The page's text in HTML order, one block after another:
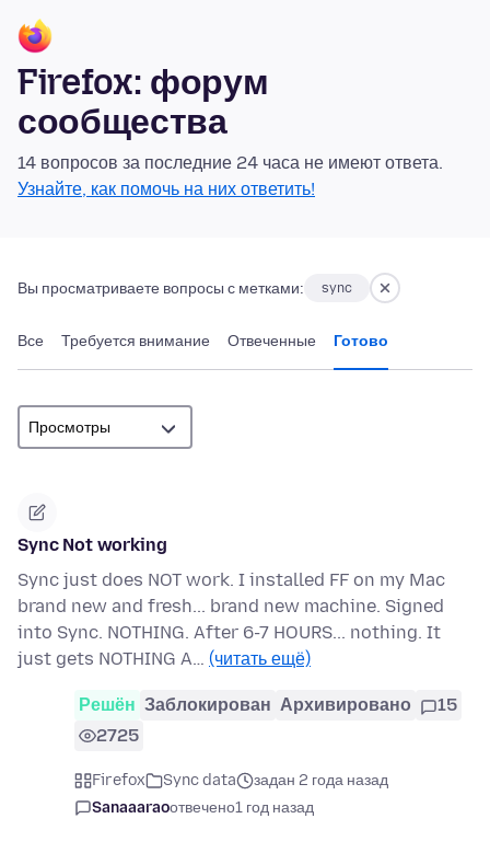
Firefox: форум
сообщества
14 вопросов за последние 24 часа не имеют ответа.
Узнайте, как помочь на них ответить!
Вы просматриваете вопросы с метками: sync
Все Требуется внимание Отвеченные Готово
Sync Not working
Sync just does NOT work. I installed FF on my Mac
brand new and fresh... brand new machine. Signed
into Sync. NOTHING. After 6-7 HOURS... nothing. It
just gets NOTHING A… (читать ещё)
Решён Заблокирован Архивировано
15
2725
Firefox Sync data
задан 2 года назад
Sanaaaraoотвечено1 год назад